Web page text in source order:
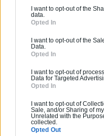
I want to opt-out of the
data.
Opted In
I want to opt-out of the
Data.
Opted In
I want to opt-out of
Data for Targeted
Opted In
I want to opt-out of
Sale, and/or Sharing of
Unrelated with the
collected.
Opted Out
il y a deux jours pour
nous referons appel
Réponse du
Bonjour Aurelie
sincèrement pour
Votre satisfaction
pompe à chaleur et
Guillaume